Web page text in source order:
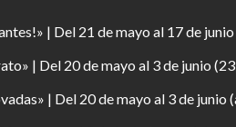
| Del 21 de mayo al 17 de
| Del 20 de mayo al 3 de junio
| Del 20 de mayo al 3 de junio